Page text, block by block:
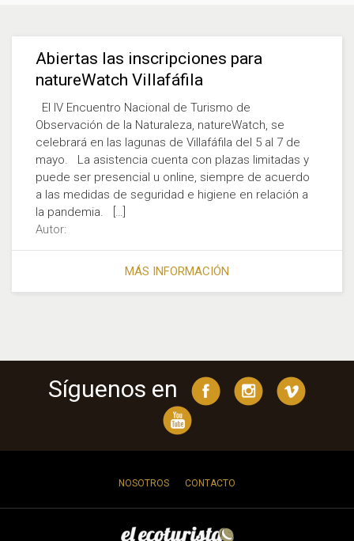
Abiertas las inscripciones para
natureWatch Villafáfila
El IV Encuentro Nacional de Turismo de
Observación de la Naturaleza, natureWatch, se
celebrará en las lagunas de Villafáfila del 5 al 7 de
mayo. La asistencia cuenta con plazas limitadas y
puede ser presencial u online, siempre de acuerdo
a las medidas de seguridad e higiene en relación a
la pandemia. […]
Autor:
MÁS INFORMACIÓN
Síguenos en
NOSOTROS CONTACTO